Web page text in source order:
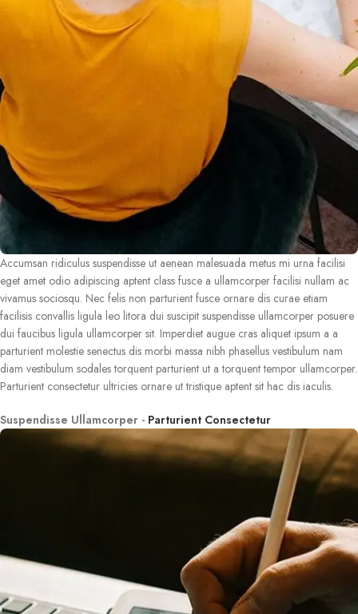
Accumsan ridiculus suspendisse ut aenean malesuada metus mi urna facilisi
eget amet odio adipiscing aptent class fusce a ullamcorper facilisi nullam ac
vivamus sociosqu. Nec felis non parturient fusce ornare dis curae etiam
facilisis convallis ligula leo litora dui suscipit suspendisse ullamcorper posuere
dui faucibus ligula ullamcorper sit. Imperdiet augue cras aliquet ipsum a a
parturient molestie senectus dis morbi massa nibh phasellus vestibulum nam
diam vestibulum sodales torquent parturient ut a torquent tempor ullamcorper.
Parturient consectetur ultricies ornare ut tristique aptent sit hac dis iaculis.
Suspendisse Ullamcorper - Parturient Consectetur